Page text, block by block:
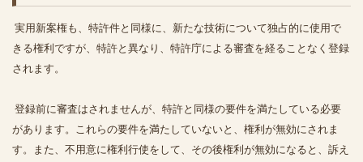
実用新案権も、特許件と同様に、新たな技術について独占的に使用で
きる権利ですが、特許と異なり、特許庁による審査を経ることなく登録
されます。
登録前に審査はされませんが、特許と同様の要件を満たしている必要
があります。これらの要件を満たしていないと、権利が無効にされま
す。また、不用意に権利行使をして、その後権利が無効になると、訴え